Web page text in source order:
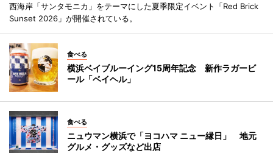
西海岸「サンタモニカ」をテーマにした夏季限定イベント「Red Brick
Sunset 2026」が開催されている。
食べる
横浜ベイブルーイング15周年記念 新作ラガービ
ール「ベイヘル」
食べる
ニュウマン横浜で「ヨコハマ ニュー縁日」 地元
グルメ・グッズなど出店